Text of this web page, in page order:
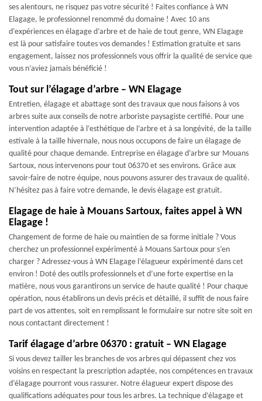
ses alentours, ne risquez pas votre sécurité ! Faites confiance à WN
Elagage, le professionnel renommé du domaine ! Avec 10 ans
d’expériences en élagage d’arbre et de haie de tout genre, WN Elagage
est là pour satisfaire toutes vos demandes ! Estimation gratuite et sans
engagement, laissez nos professionnels vous offrir la qualité de service que
vous n’aviez jamais bénéficié !
Tout sur l’élagage d’arbre – WN Elagage
Entretien, élagage et abattage sont des travaux que nous faisons à vos
arbres suite aux conseils de notre arboriste paysagiste certifié. Pour une
intervention adaptée à l’esthétique de l’arbre et à sa longévité, de la taille
estivale à la taille hivernale, nous nous occupons de faire un élagage de
qualité pour chaque demande. Entreprise en élagage d’arbre sur Mouans
Sartoux, nous intervenons pour tout 06370 et ses environs. Grâce aux
savoir-faire de notre équipe, nous pouvons assurer des travaux de qualité.
N’hésitez pas à faire votre demande, le devis élagage est gratuit.
Elagage de haie à Mouans Sartoux, faites appel à WN
Elagage !
Changement de forme de haie ou maintien de sa forme initiale ? Vous
cherchez un professionnel expérimenté à Mouans Sartoux pour s’en
charger ? Adressez-vous à WN Elagage l’élagueur expérimenté dans cet
environ ! Doté des outils professionnels et d’une forte expertise en la
matière, nous vous garantirons un service de haute qualité ! Pour chaque
opération, nous établirons un devis précis et détaillé, il suffit de nous faire
part de vos attentes, soit en remplissant le formulaire sur notre site soit en
nous contactant directement !
Tarif élagage d’arbre 06370 : gratuit – WN Elagage
Si vous devez tailler les branches de vos arbres qui dépassent chez vos
voisins en respectant la prescription adaptée, nos compétences en travaux
d’élagage pourront vous rassurer. Notre élagueur expert dispose des
qualifications adéquates pour tous les arbres. La technique d’élagage et